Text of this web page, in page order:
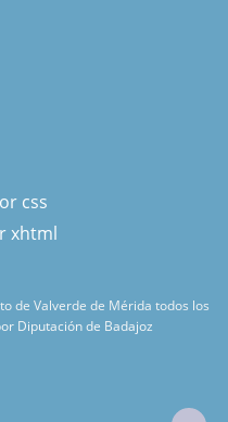
de Valverde de Mérida todos los
Diputación de Badajoz